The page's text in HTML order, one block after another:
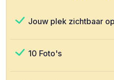
Jouw plek zichtbaar
10 Foto's